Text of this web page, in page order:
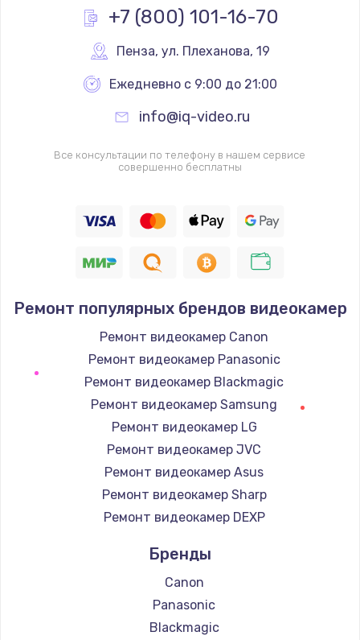
Замена реле
Замена термопредохранителя
700 руб.
Заказать
2500 руб.
1400 руб.
Заказать
Замена / ремонт электронного модуля
управления
600 руб.
Замена конфорки
1100 руб.
900 руб.
Заказать
+7 (800) 101-16-70
Пенза, ул. Плеханова, 19
Ежедневно с 9:00 до 21:00
info@iq-video.ru
Все консультации по телефону в нашем сервисе
совершенно бесплатны
Ремонт популярных брендов видеокамер
Ремонт видеокамер Canon
Ремонт видеокамер Panasonic
Ремонт видеокамер Blackmagic
Ремонт видеокамер Samsung
Ремонт видеокамер LG
Ремонт видеокамер JVC
Ремонт видеокамер Asus
Ремонт видеокамер Sharp
Ремонт видеокамер DEXP
Бренды
Canon
Panasonic
Blackmagic